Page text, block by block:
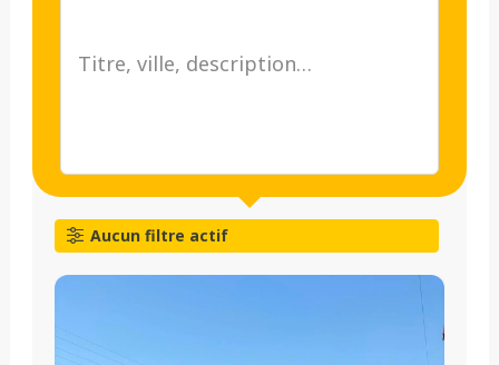
Aucun filtre actif